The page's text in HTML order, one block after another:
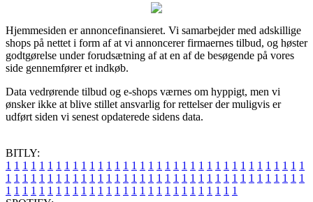
Hjemmesiden er annoncefinansieret. Vi samarbejder med adskillige
shops på nettet i form af at vi annoncerer firmaernes tilbud, og høster
godtgørelse under forudsætning af at en af de besøgende på vores
side gennemfører et indkøb.
Data vedrørende tilbud og e-shops værnes om hyppigt, men vi
ønsker ikke at blive stillet ansvarlig for rettelser der muligvis er
udført siden vi senest opdaterede sidens data.
BITLY:
1 1 1 1 1 1 1 1 1 1 1 1 1 1 1 1 1 1 1 1 1 1 1 1 1 1 1 1 1 1 1 1 1 1 1 1
1 1 1 1 1 1 1 1 1 1 1 1 1 1 1 1 1 1 1 1 1 1 1 1 1 1 1 1 1 1 1 1 1 1 1 1
1 1 1 1 1 1 1 1 1 1 1 1 1 1 1 1 1 1 1 1 1 1 1 1 1 1 1 1